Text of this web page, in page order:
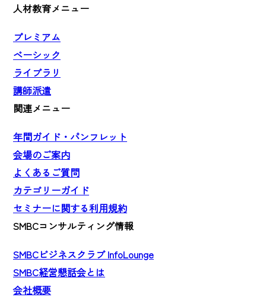
人材教育メニュー
プレミアム
ベーシック
ライブラリ
講師派遣
関連メニュー
年間ガイド・パンフレット
会場のご案内
よくあるご質問
カテゴリーガイド
セミナーに関する利用規約
SMBCコンサルティング情報
SMBCビジネスクラブ InfoLounge
SMBC経営懇話会とは
会社概要